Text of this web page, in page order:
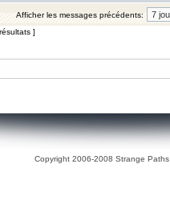
Afficher les messages précédents:
]
Copyright 2006-2008 Strange